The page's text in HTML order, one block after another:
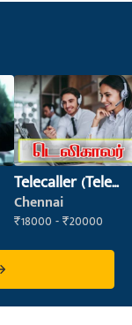
Telecaller (Tele
Sales)
Chennai
₹18000 - ₹20000